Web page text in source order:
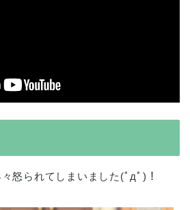
怒られてしまいました(ﾟдﾟ)！